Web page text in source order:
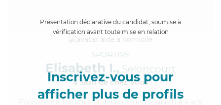
Présentation déclarative du candidat, soumise à
vérification avant toute mise en relation
Inscrivez-vous pour
afficher plus de profils
SPORTIVE
Elisabeth I., Seloncourt
à 5km de chez Vous
, intuitive et dynamique, Elisabeth a 4 ans